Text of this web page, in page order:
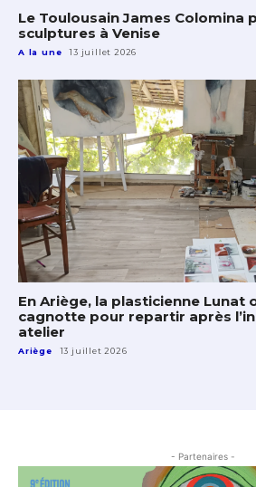
Le Toulousain James Colomina
sculptures à Venise
A la une 13 juillet 2026
En Ariège, la plasticienne Lunat
cagnotte pour repartir après
atelier
Ariège 13 juillet 2026
- Partenaires -